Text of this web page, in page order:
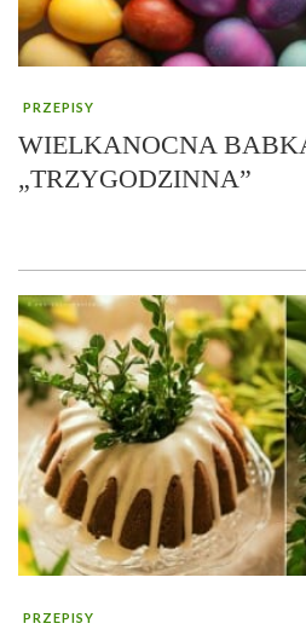
PRZEPISY
WIELKANOCNA
„TRZYGODZINNA”
PRZEPISY